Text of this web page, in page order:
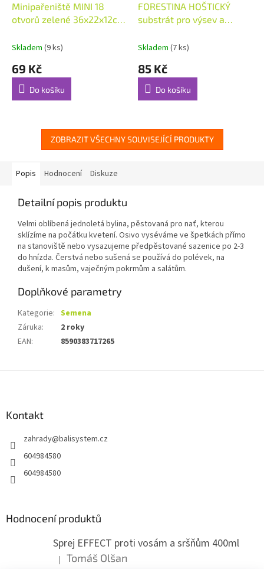
Minipařeniště MINI 18
otvorů zelené 36x22x12cm
Skladem (9 ks)
69 Kč
Do košíku
FORESTINA HOŠTICKÝ
substrát pro výsev a
Skladem (7 ks)
85 Kč
Do košíku
ZOBRAZIT VŠECHNY SOUVISEJÍCÍ PRODUKTY
Popis Hodnocení Diskuze
Detailní popis produktu
Velmi oblíbená jednoletá bylina, pěstovaná pro nať, kterou
sklízíme na počátku kvetení. Osivo vyséváme ve špetkách přímo
na stanoviště nebo vysazujeme předpěstované sazenice po 2-3
do hnízda. Čerstvá nebo sušená se používá do polévek, na
dušení, k masům, vaječným pokrmům a salátům.
Doplňkové parametry
Kategorie: Semena
Záruka:
2 roky
EAN: 8590383717265
Kontakt
zahrady@balisystem.cz
604984580
604984580
Hodnocení produktů
Sprej EFFECT proti vosám a sršňům 400ml
Hodnocení produktu je 5 z 5 hvězdiček.
| Tomáš Olšan